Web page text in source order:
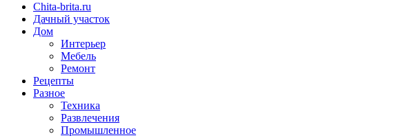
Chita-brita.ru
Дачный участок
Дом
Интерьер
Мебель
Ремонт
Рецепты
Разное
Техника
Развлечения
Промышленное